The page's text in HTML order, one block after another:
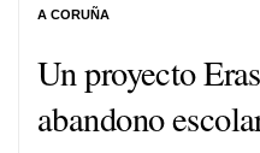
Un proyecto
abandono
A CORUÑA